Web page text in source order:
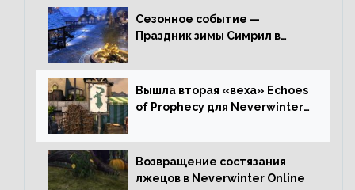
Сезонное событие —
Праздник зимы Симрил в
Вышла вторая «веха» Echoes
of Prophecy для Neverwinter
Возвращение состязания
лжецов в Neverwinter Online